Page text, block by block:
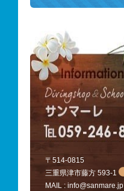
〒514-0815
三重県津市藤方 593-1
MAIL : info@sanmare.jp